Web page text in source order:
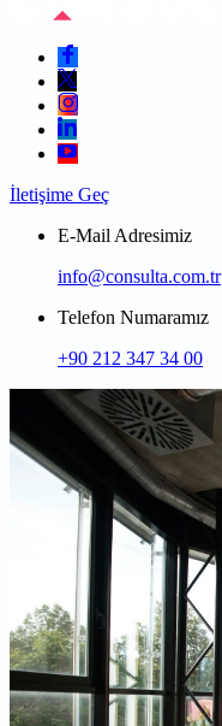
İletişime Geç
E-Mail Adresimiz
info@consulta.com.tr
Telefon Numaramız
+90 212 347 34 00